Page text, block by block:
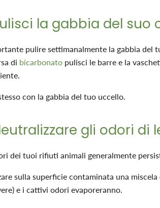
la gabbia del
pulire settimanalmente la gabbia del
di bicarbonatopulisci le barre e la
con la gabbia del tuo uccello.
gli odori di
dei tuoi rifiuti animali generalmente
sulla superficie contaminata una miscela
e i cattivi odori evaporeranno.